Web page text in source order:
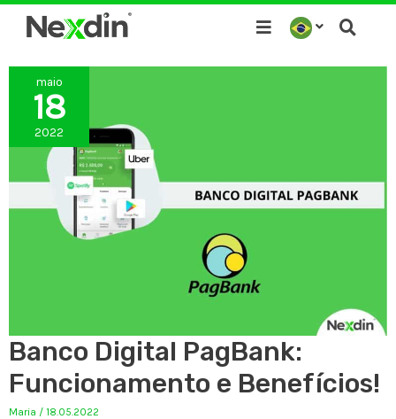
para
conteúdo
maio
18
2022
Banco Digital PagBank:
Funcionamento e Benefícios!
Maria / 18.05.2022